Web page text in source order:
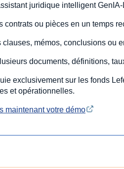
juridique intelligent
contrats ou pièces en un temps
clauses, mémos, conclusions ou
documents, définitions,
exclusivement sur les fonds
et opérationnelles.
maintenant votre démo